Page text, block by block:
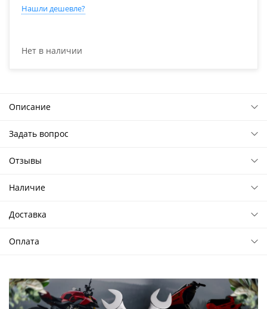
Нашли дешевле?
Нет в наличии
Описание
Задать вопрос
Отзывы
Наличие
Доставка
Оплата